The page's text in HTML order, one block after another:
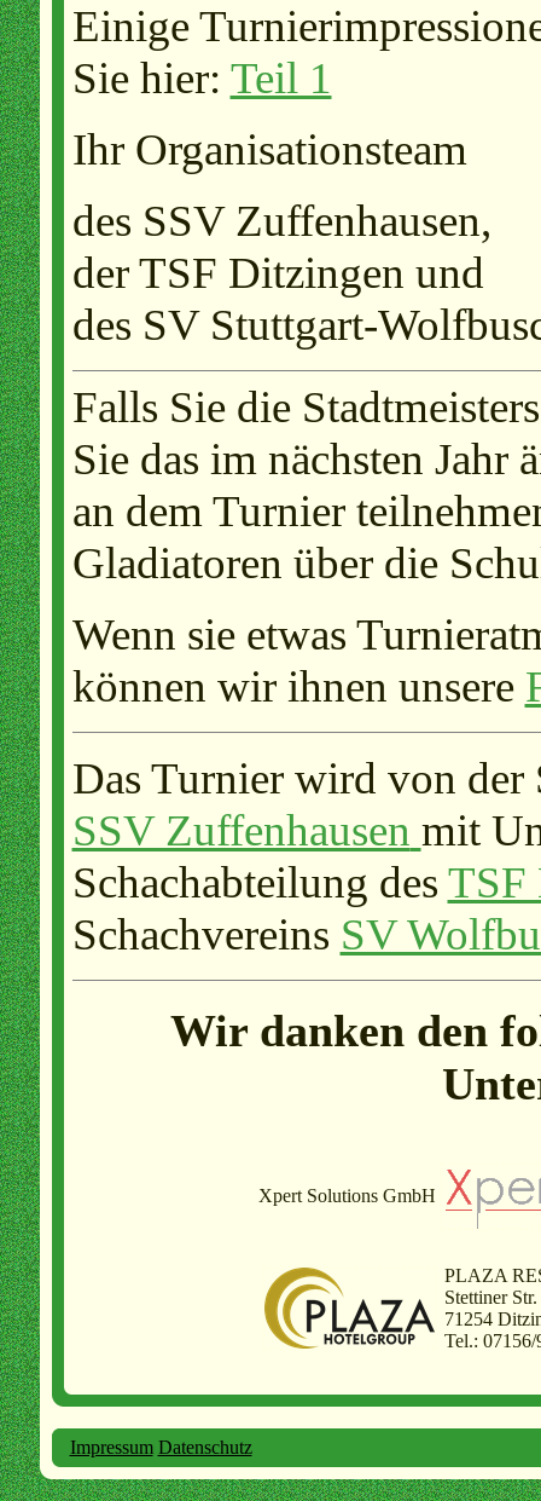
Einige
Sie hier: Teil 1
Ihr Organisationsteam
des SSV Zuffenhausen,
der TSF Ditzingen und
des SV Stuttgart-
Falls Sie die
Sie das im nächsten Jahr
an dem Turnier
Gladiatoren über die
Wenn sie etwas
können wir ihnen unsere
Das Turnier wird von der
SSV Zuffenhausen mit
Schachabteilung des TSF
Schachvereins SV
Wir danken den
Xpert Solutions GmbH
PLAZA
Stettiner
71254
Tel.: 07156/
Impressum Datenschutz